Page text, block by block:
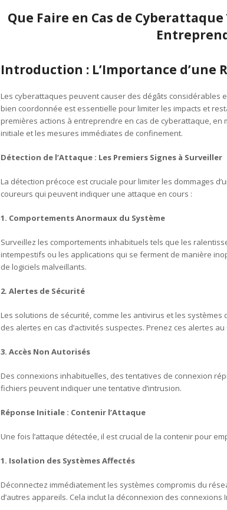
Que Faire en Cas de
Introduction : L’Importance d’une
Les cyberattaques peuvent causer des dégâts considérables
bien coordonnée est essentielle pour limiter les impacts et
premières actions à entreprendre en cas de cyberattaque, en
initiale et les mesures immédiates de confinement.
Détection de l’Attaque : Les Premiers Signes à Surveiller
La détection précoce est cruciale pour limiter les dommages
coureurs qui peuvent indiquer une attaque en cours :
1. Comportements Anormaux du Système
Surveillez les comportements inhabituels tels que les
intempestifs ou les applications qui se ferment de manière
de logiciels malveillants.
2. Alertes de Sécurité
Les solutions de sécurité, comme les antivirus et les systèmes
des alertes en cas d’activités suspectes. Prenez ces alertes
3. Accès Non Autorisés
Des connexions inhabituelles, des tentatives de connexion
fichiers peuvent indiquer une tentative d’intrusion.
Réponse Initiale : Contenir l’Attaque
Une fois l’attaque détectée, il est crucial de la contenir pour
1. Isolation des Systèmes Affectés
Déconnectez immédiatement les systèmes compromis du
d’autres appareils. Cela inclut la déconnexion des